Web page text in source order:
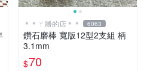
＊＊ㄚ勝的店＊＊ 6063
鑽石磨棒 寬版12型2支組 柄
3.1mm
$70